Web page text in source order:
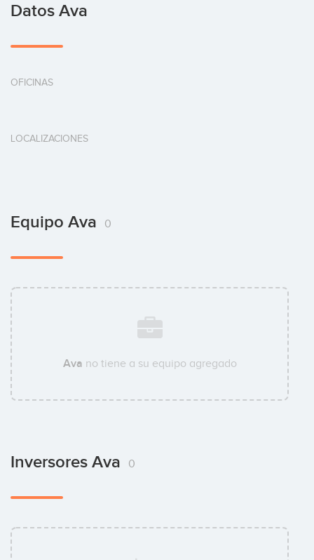
Datos Ava
OFICINAS
LOCALIZACIONES
Equipo Ava 0
Ava no tiene a su equipo agregado
Inversores Ava 0